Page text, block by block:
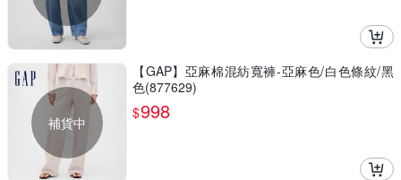
補貨中
【GAP】亞麻棉混紡寬褲-亞麻色/白色條紋/黑
色(877629)
$998